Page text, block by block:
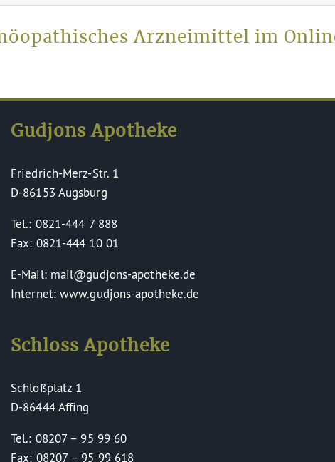
Arzneimittel im
Gudjons Apotheke
Friedrich-Merz-Str. 1
D-86153 Augsburg
Tel.: 0821-444 7 888
Fax: 0821-444 10 01
E-Mail: mail@gudjons-apotheke.de
Internet: www.gudjons-apotheke.de
Schloss Apotheke
Schloßplatz 1
D-86444 Affing
Tel.: 08207 – 95 99 60
Fax: 08207 – 95 99 618